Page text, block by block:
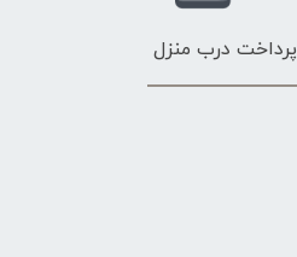
پرداخت درب منزل